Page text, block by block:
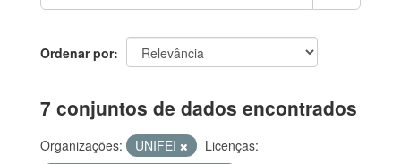
Ordenar por
7 conjuntos de dados encontrados
Organizações: UNIFEI
Licenças: